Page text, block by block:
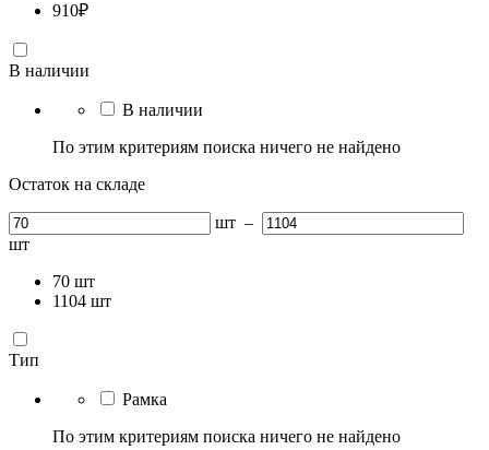
910₽
В наличии
В наличии
По этим критериям поиска ничего не найдено
Остаток на складе
шт –
шт
70 шт
1104 шт
Тип
Рамка
По этим критериям поиска ничего не найдено